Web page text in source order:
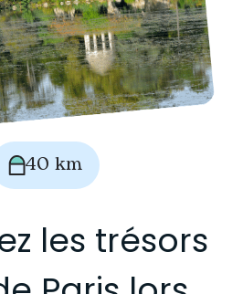
40 km
les trésors